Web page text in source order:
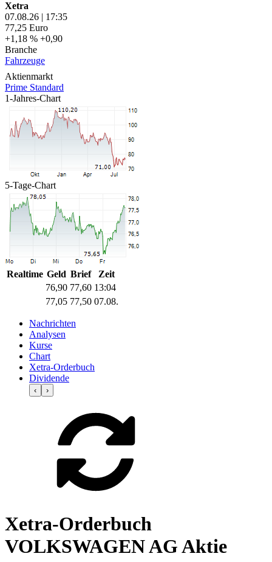
Xetra
07.08.26 | 17:35
77,25 Euro
+1,18 % +0,90
Branche
Fahrzeuge
Aktienmarkt
Prime Standard
1-Jahres-Chart
5-Tage-Chart
Realtime Geld Brief
Zeit
76,90 77,60 13:04
77,05 77,50 07.08.
Nachrichten
Analysen
Kurse
Chart
Xetra-Orderbuch
Dividende
‹ ›
Xetra-Orderbuch
VOLKSWAGEN AG Aktie